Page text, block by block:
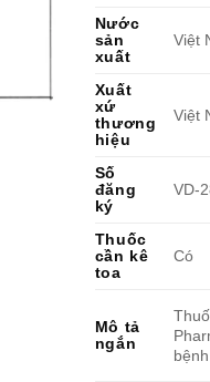
Nước
sản
xuất
Việt
Xuất
xứ
thương
hiệu
Việt
Số
đăng
ký
VD-
Thuốc
cần kê
toa
Có
Mô tả
ngắn